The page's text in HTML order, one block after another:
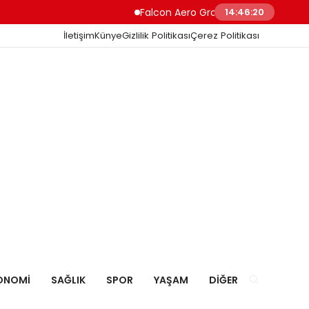
Falcon Aero Group, Havacılıkta
14:46:21
İletişimKünyeGizlilik PolitikasıÇerez Politikası
SAĞLIK SPOR YAŞAM DIĞER